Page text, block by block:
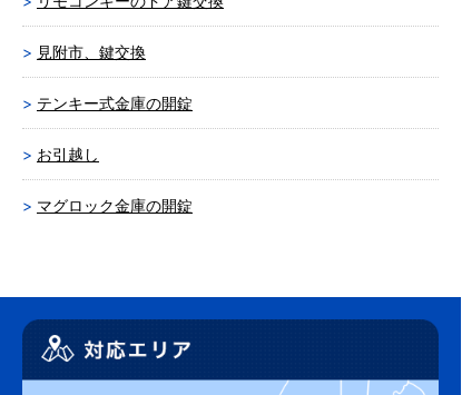
見附市、鍵交換
テンキー式金庫の開錠
お引越し
マグロック金庫の開錠